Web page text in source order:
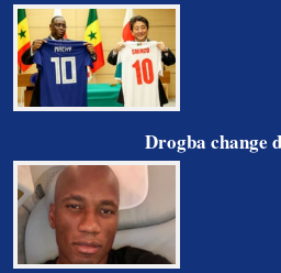
Drogba change